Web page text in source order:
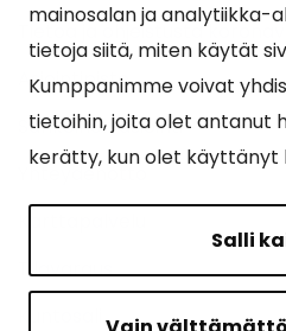
mainosalan ja analytiikka-
tietoja siitä, miten käytät
Kumppanimme voivat
tietoihin, joita olet antanut
kerätty, kun olet käyttänyt
Salli
Tietoa ja ohjeistusta
Asiointipiste
Sähköinen asiointi
Yhteydenotto
Tilavaraus